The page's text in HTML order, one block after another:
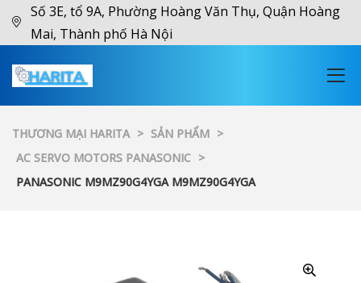
Số 3E, tổ 9A, Phường Hoàng Văn Thụ, Quận Hoàng
Mai, Thành phố Hà Nội
THƯƠNG MẠI HARITA > SẢN PHẨM >
AC SERVO MOTORS PANASONIC >
PANASONIC M9MZ90G4YGA M9MZ90G4YGA